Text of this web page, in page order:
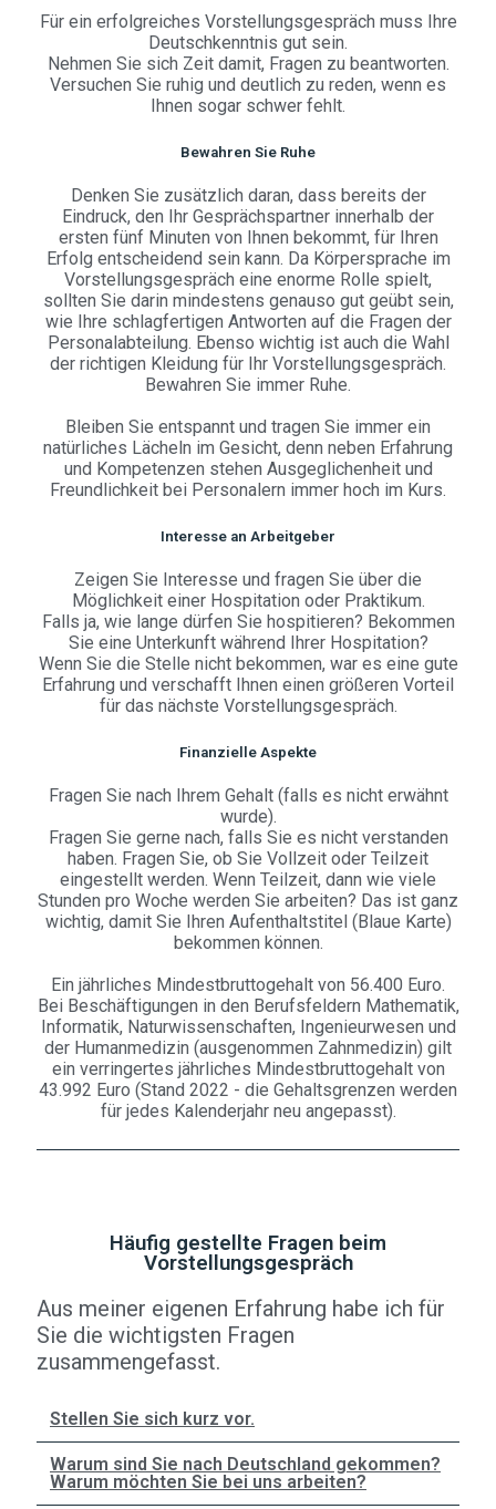
Für ein erfolgreiches Vorstellungsgespräch muss Ihre
Deutschkenntnis gut sein.
Nehmen Sie sich Zeit damit, Fragen zu beantworten.
Versuchen Sie ruhig und deutlich zu reden, wenn es
Ihnen sogar schwer fehlt.
Bewahren Sie Ruhe
Denken Sie zusätzlich daran, dass bereits der
Eindruck, den Ihr Gesprächspartner innerhalb der
ersten fünf Minuten von Ihnen bekommt, für Ihren
Erfolg entscheidend sein kann. Da Körpersprache im
Vorstellungsgespräch eine enorme Rolle spielt,
sollten Sie darin mindestens genauso gut geübt sein,
wie Ihre schlagfertigen Antworten auf die Fragen der
Personalabteilung. Ebenso wichtig ist auch die Wahl
der richtigen Kleidung für Ihr Vorstellungsgespräch.
Bewahren Sie immer Ruhe.
Bleiben Sie entspannt und tragen Sie immer ein
natürliches Lächeln im Gesicht, denn neben Erfahrung
und Kompetenzen stehen Ausgeglichenheit und
Freundlichkeit bei Personalern immer hoch im Kurs.
Interesse an Arbeitgeber
Zeigen Sie Interesse und fragen Sie über die
Möglichkeit einer Hospitation oder Praktikum.
Falls ja, wie lange dürfen Sie hospitieren? Bekommen
Sie eine Unterkunft während Ihrer Hospitation?
Wenn Sie die Stelle nicht bekommen, war es eine gute
Erfahrung und verschafft Ihnen einen größeren Vorteil
für das nächste Vorstellungsgespräch.
Finanzielle Aspekte
Fragen Sie nach Ihrem Gehalt (falls es nicht erwähnt
wurde).
Fragen Sie gerne nach, falls Sie es nicht verstanden
haben. Fragen Sie, ob Sie Vollzeit oder Teilzeit
eingestellt werden. Wenn Teilzeit, dann wie viele
Stunden pro Woche werden Sie arbeiten? Das ist ganz
wichtig, damit Sie Ihren Aufenthaltstitel (Blaue Karte)
bekommen können.
Ein jährliches Mindestbruttogehalt von 56.400 Euro.
Bei Beschäftigungen in den Berufsfeldern Mathematik,
Informatik, Naturwissenschaften, Ingenieurwesen und
der Humanmedizin (ausgenommen Zahnmedizin) gilt
ein verringertes jährliches Mindestbruttogehalt von
43.992 Euro (Stand 2022 - die Gehaltsgrenzen werden
für jedes Kalenderjahr neu angepasst).
Häufig gestellte Fragen beim
Vorstellungsgespräch
Aus meiner eigenen Erfahrung habe ich für
Sie die wichtigsten Fragen
zusammengefasst.
Stellen Sie sich kurz vor.
Warum sind Sie nach Deutschland gekommen?
Warum möchten Sie bei uns arbeiten?